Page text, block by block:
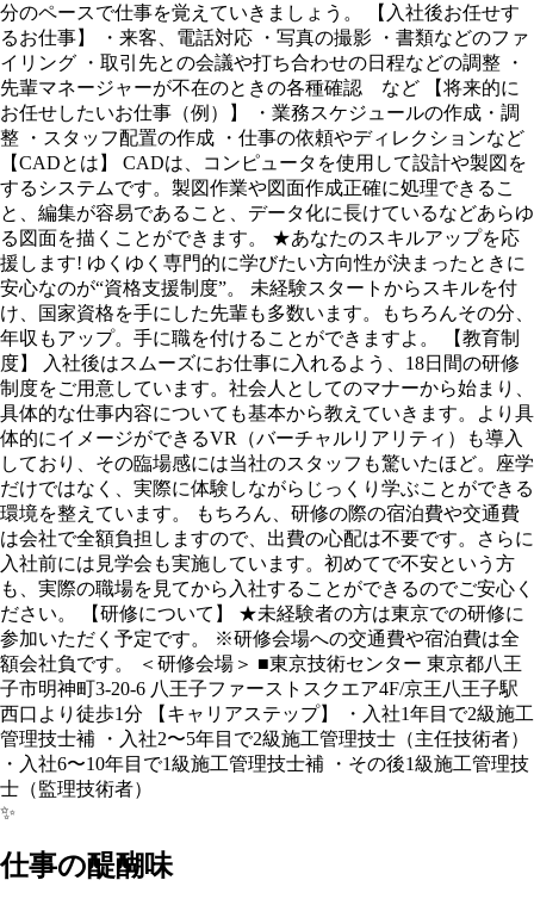
分のペースで仕事を覚えていきましょう。 【入社後お任せす
るお仕事】 ・来客、電話対応 ・写真の撮影 ・書類などのファ
イリング ・取引先との会議や打ち合わせの日程などの調整 ・
先輩マネージャーが不在のときの各種確認 など 【将来的に
お任せしたいお仕事（例）】 ・業務スケジュールの作成・調
整 ・スタッフ配置の作成 ・仕事の依頼やディレクションなど
【CADとは】 CADは、コンピュータを使用して設計や製図を
するシステムです。製図作業や図面作成正確に処理できるこ
と、編集が容易であること、データ化に長けているなどあらゆ
る図面を描くことができます。 ★あなたのスキルアップを応
援します! ゆくゆく専門的に学びたい方向性が決まったときに
安心なのが“資格支援制度”。 未経験スタートからスキルを付
け、国家資格を手にした先輩も多数います。もちろんその分、
年収もアップ。手に職を付けることができますよ。 【教育制
度】 入社後はスムーズにお仕事に入れるよう、18日間の研修
制度をご用意しています。社会人としてのマナーから始まり、
具体的な仕事内容についても基本から教えていきます。より具
体的にイメージができるVR（バーチャルリアリティ）も導入
しており、その臨場感には当社のスタッフも驚いたほど。座学
だけではなく、実際に体験しながらじっくり学ぶことができる
環境を整えています。 もちろん、研修の際の宿泊費や交通費
は会社で全額負担しますので、出費の心配は不要です。さらに
入社前には見学会も実施しています。初めてで不安という方
も、実際の職場を見てから入社することができるのでご安心く
ださい。 【研修について】 ★未経験者の方は東京での研修に
参加いただく予定です。 ※研修会場への交通費や宿泊費は全
額会社負です。 ＜研修会場＞ ■東京技術センター 東京都八王
子市明神町3-20-6 八王子ファーストスクエア4F/京王八王子駅
⻄口より徒歩1分 【キャリアステップ】 ・入社1年目で2級施工
管理技士補 ・入社2〜5年目で2級施工管理技士（主任技術者）
・入社6〜10年目で1級施工管理技士補 ・その後1級施工管理技
士（監理技術者）
✨
仕事の醍醐味